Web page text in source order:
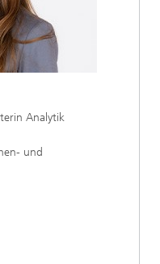
Analytik
und